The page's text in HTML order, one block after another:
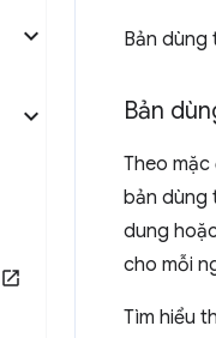
Bản dùng
Bản
Theo
bản dùng
dung
cho mỗi
Tìm hiểu